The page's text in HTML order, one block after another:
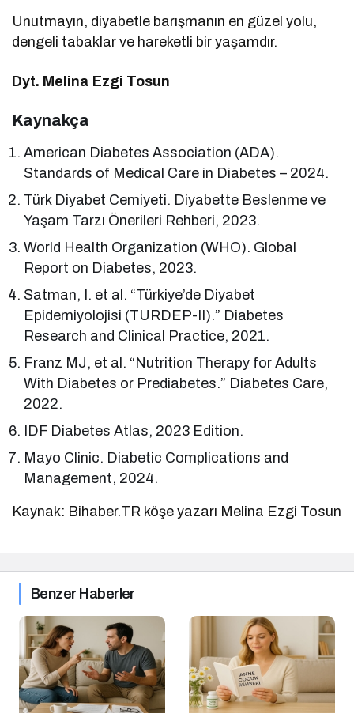
Unutmayın, diyabetle barışmanın en güzel yolu,
dengeli tabaklar ve hareketli bir yaşamdır.
Dyt. Melina Ezgi Tosun
Kaynakça
American Diabetes Association (ADA).
Standards of Medical Care in Diabetes – 2024.
Türk Diyabet Cemiyeti. Diyabette Beslenme ve
Yaşam Tarzı Önerileri Rehberi, 2023.
World Health Organization (WHO). Global
Report on Diabetes, 2023.
Satman, I. et al. “Türkiye’de Diyabet
Epidemiyolojisi (TURDEP-II).” Diabetes
Research and Clinical Practice, 2021.
Franz MJ, et al. “Nutrition Therapy for Adults
With Diabetes or Prediabetes.” Diabetes Care,
2022.
IDF Diabetes Atlas, 2023 Edition.
Mayo Clinic. Diabetic Complications and
Management, 2024.
Kaynak: Bihaber.TR köşe yazarı Melina Ezgi Tosun
Benzer Haberler